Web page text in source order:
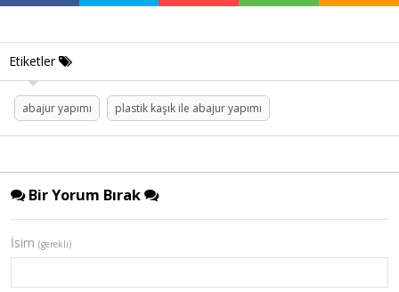
Etiketler
abajur yapımı plastik kaşık ile abajur yapımı
Bir Yorum Bırak
İsim (gerekli)